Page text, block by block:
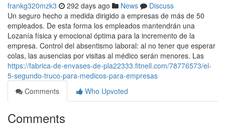
frankg320mzk3 292 days ago News
Discuss
Un seguro hecho a medida dirigido a empresas de más de 50
empleados. De esta forma los empleados mantendrán una
Lozanía física y emocional óptima para la incremento de la
empresa. Control del absentismo laboral: al no tener que esperar
colas, las ausencias por visitas al médico serán menores. Las
https://fabrica-de-envases-de-pla22333.fitnell.com/78776573/el-
5-segundo-truco-para-medicos-para-empresas
Comments
Who Upvoted
Comments